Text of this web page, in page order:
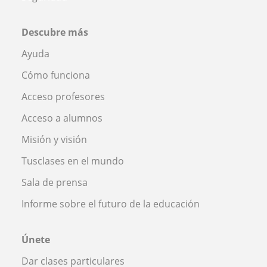
Descubre más
Ayuda
Cómo funciona
Acceso profesores
Acceso a alumnos
Misión y visión
Tusclases en el mundo
Sala de prensa
Informe sobre el futuro de la educación
Únete
Dar clases particulares